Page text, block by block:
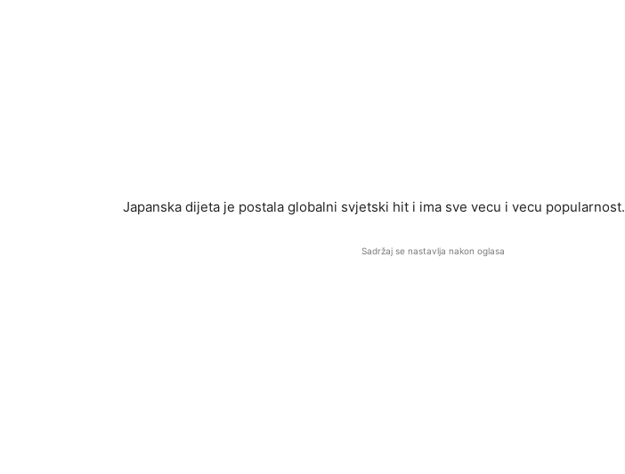
Japanska dijeta je postala globalni svjetski hit i ima sve vecu i vecu popularnost.
Sadržaj se nastavlja nakon oglasa